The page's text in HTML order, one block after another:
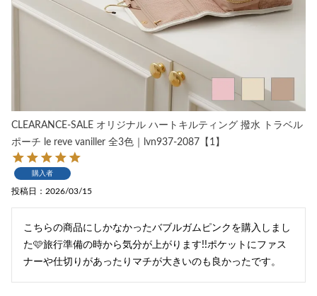
CLEARANCE-SALE オリジナル ハートキルティング 撥水 トラベル
ポーチ le reve vaniller 全3色｜lvn937-2087【1】
購入者
投稿日 2026/03/15
こちらの商品にしかなかったバブルガムピンクを購入しまし
た🩷旅行準備の時から気分が上がります!!ポケットにファス
ナーや仕切りがあったりマチが大きいのも良かったです。